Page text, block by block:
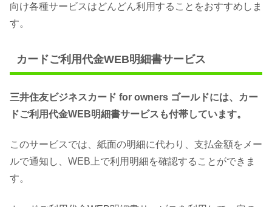
向け各種サービスはどんどん利用することをおすすめしま
す。
カードご利用代金WEB明細書サービス
三井住友ビジネスカード for owners ゴールドには、カー
ドご利用代金WEB明細書サービスも付帯しています。
このサービスでは、紙面の明細に代わり、支払金額をメー
ルで通知し、WEB上で利用明細を確認することができま
す。